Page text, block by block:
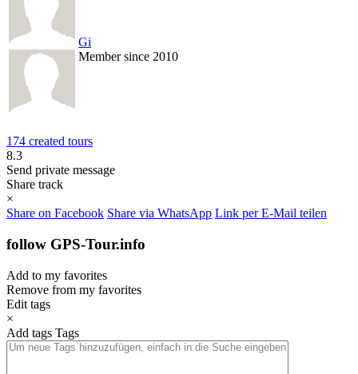
Gi
Member since 2010
174 created tours
8.3
Send private message
Share track
×
Share on Facebook Share via WhatsApp Link per E-Mail teilen
follow GPS-Tour.info
Add to my favorites
Remove from my favorites
Edit tags
×
Add tags Tags